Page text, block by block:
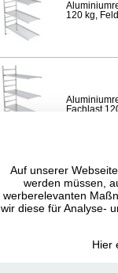
120 kg,
Fachlast
120 kg,
Auf unserer
werden müssen,
werberelevanten
wir diese für Analyse-
Hier